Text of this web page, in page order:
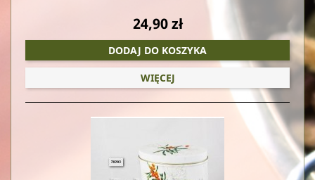
24,90 zł
DODAJ DO KOSZYKA
WIĘCEJ